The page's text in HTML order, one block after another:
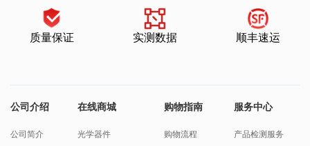
质量保证 实测数据 顺丰速运
公司介绍
公司简介
在线商城
光学器件
购物指南
购物流程
服务中心
产品检测服务